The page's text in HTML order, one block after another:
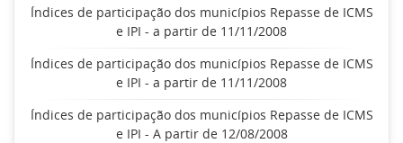
Índices de participação dos municípios Repasse de ICMS
e IPI - a partir de 11/11/2008
Índices de participação dos municípios Repasse de ICMS
e IPI - a partir de 11/11/2008
Índices de participação dos municípios Repasse de ICMS
e IPI - A partir de 12/08/2008